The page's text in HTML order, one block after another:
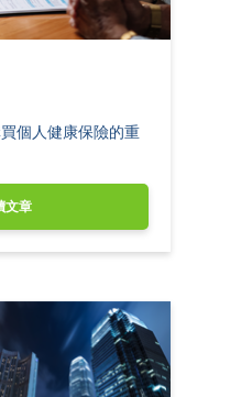
個人健康保險的重
文章